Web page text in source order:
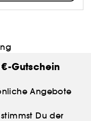
Gutschein
Angebote
Du der